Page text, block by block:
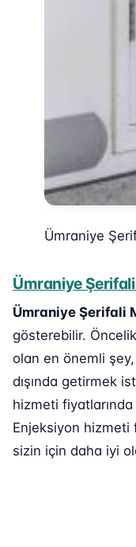
Ümraniye
Ümraniye
Ümraniye Şerifali
gösterebilir.
olan en önemli
dışında getirmek
hizmeti
Enjeksiyon hizmeti
sizin için daha iyi